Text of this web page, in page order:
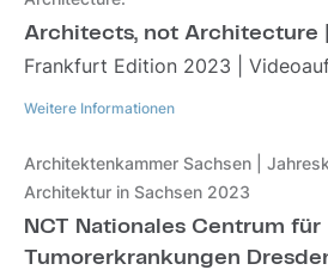
Architects, not Architecture
Frankfurt Edition 2023 |
Weitere Informationen
Weitere Informationen
Architektenkammer Sachsen |
Architektur in Sachsen 2023
NCT Nationales Centrum für
Tumorerkrankungen